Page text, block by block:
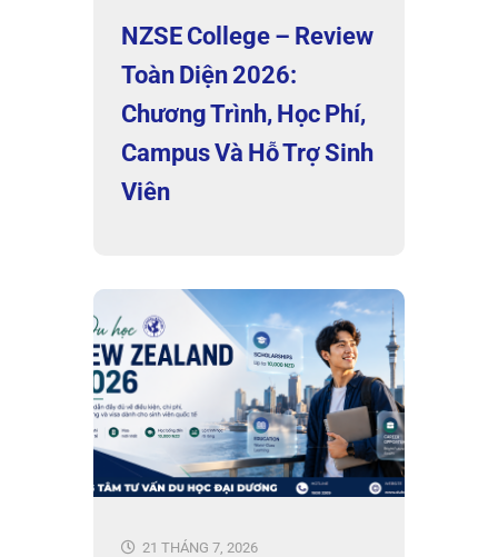
NZSE College – Review
Toàn Diện 2026:
Chương Trình, Học Phí,
Campus Và Hỗ Trợ Sinh
Viên
21 THÁNG 7, 2026